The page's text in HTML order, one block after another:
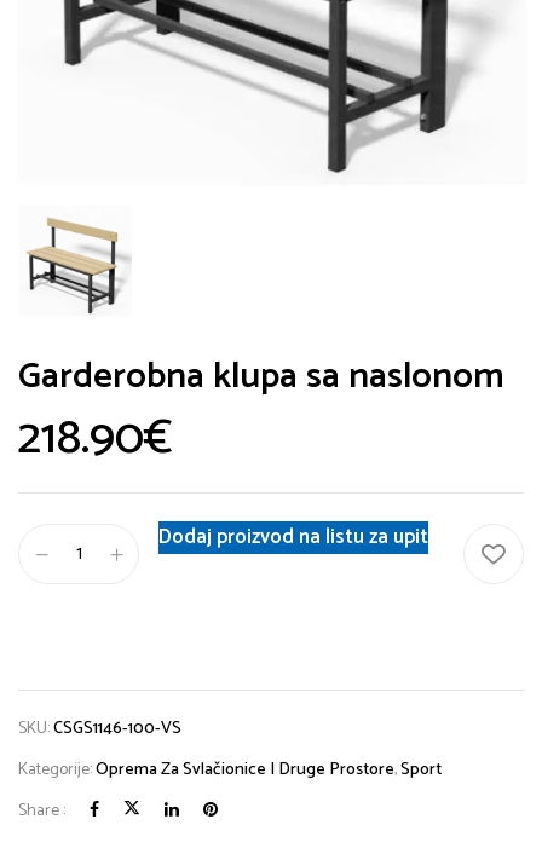
Garderobna klupa sa naslonom
218.90€
Dodaj proizvod na listu za upit
SKU:CSGS1146-100-VS
Kategorije:Oprema Za Svlačionice I Druge Prostore,Sport
Share :